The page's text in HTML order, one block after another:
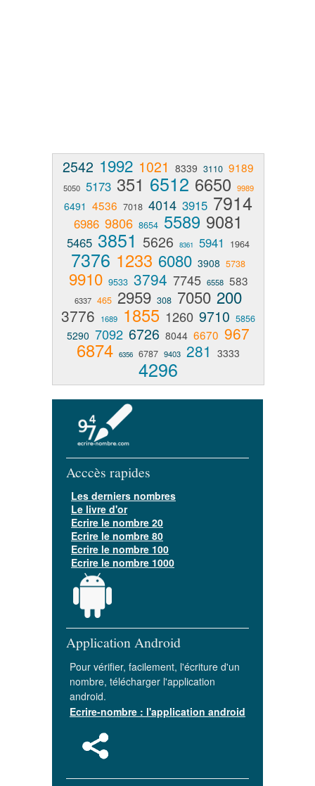
2542 1992 1021 8339 3110 9189
5050 5173 351 6512 6650 9989
6491 4536 7018 4014 3915 7914
6986 9806 8654 5589 9081
5465 3851 5626 8361 5941 1964
7376 1233 6080 3908 5738
9910 9533 3794 7745 6558 583
6337 465 2959 308 7050 200
3776 1689 1855 1260 9710 5856
5290 7092 6726 8044 6670 967
6874 6356 6787 9403 281 3333
4296
Acccès rapides
Les derniers nombres
Le livre d'or
Ecrire le nombre 20
Ecrire le nombre 80
Ecrire le nombre 100
Ecrire le nombre 1000
Application Android
Pour vérifier, facilement, l'écriture d'un
nombre, télécharger l'application
android.
Ecrire-nombre : l'application android